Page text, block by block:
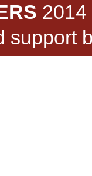
2014
support